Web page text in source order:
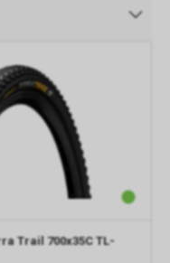
Trail 700x35C TL-